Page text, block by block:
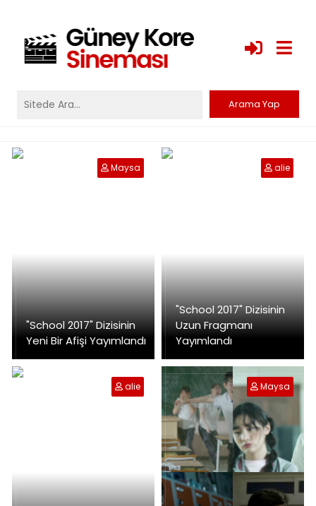
"School 2017" Dizisinin
Yeni Bir Afişi Yayımlandı
Maysa
"School 2017" Dizisinin
Uzun Fragmanı
Yayımlandı
alie
alie Maysa